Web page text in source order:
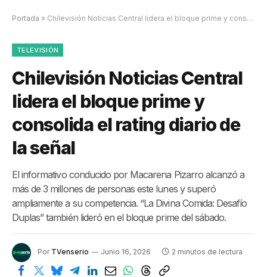
Portada » Chilevisión Noticias Central lidera el bloque prime y consolida el rating diario de la señal
TELEVISIÓN
Chilevisión Noticias Central
lidera el bloque prime y
consolida el rating diario de
la señal
El informativo conducido por Macarena Pizarro alcanzó a
más de 3 millones de personas este lunes y superó
ampliamente a su competencia. “La Divina Comida: Desafío
Duplas” también lideró en el bloque prime del sábado.
Por TVenserio Junio 16, 2026 2 minutos de lectura